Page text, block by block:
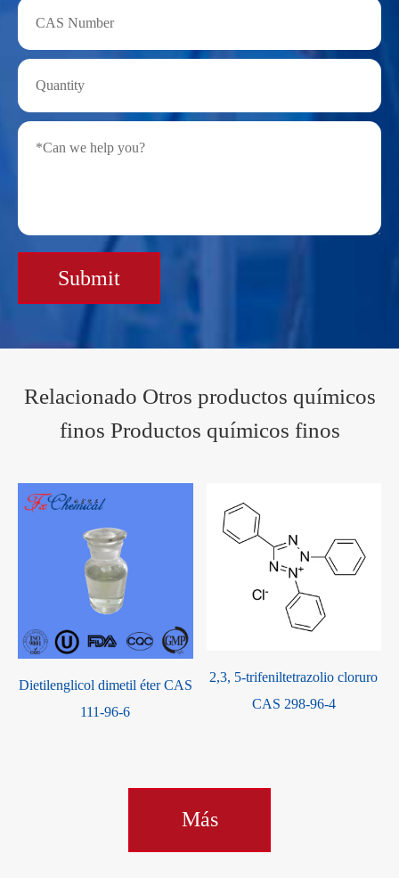
Submit
Relacionado Otros productos químicos
finos Productos químicos finos
Dietilenglicol dimetil éter CAS
111-96-6
2,3, 5-trifeniltetrazolio cloruro
CAS 298-96-4
Más